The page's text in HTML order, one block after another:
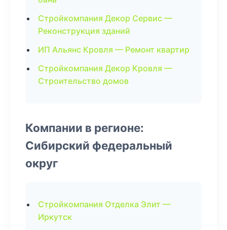
Стройкомпания Декор Сервис —
Реконструкция зданий
ИП Альянс Кровля — Ремонт квартир
Стройкомпания Декор Кровля —
Строительство домов
Компании в регионе:
Сибирский федеральный
округ
Стройкомпания Отделка Элит —
Иркутск